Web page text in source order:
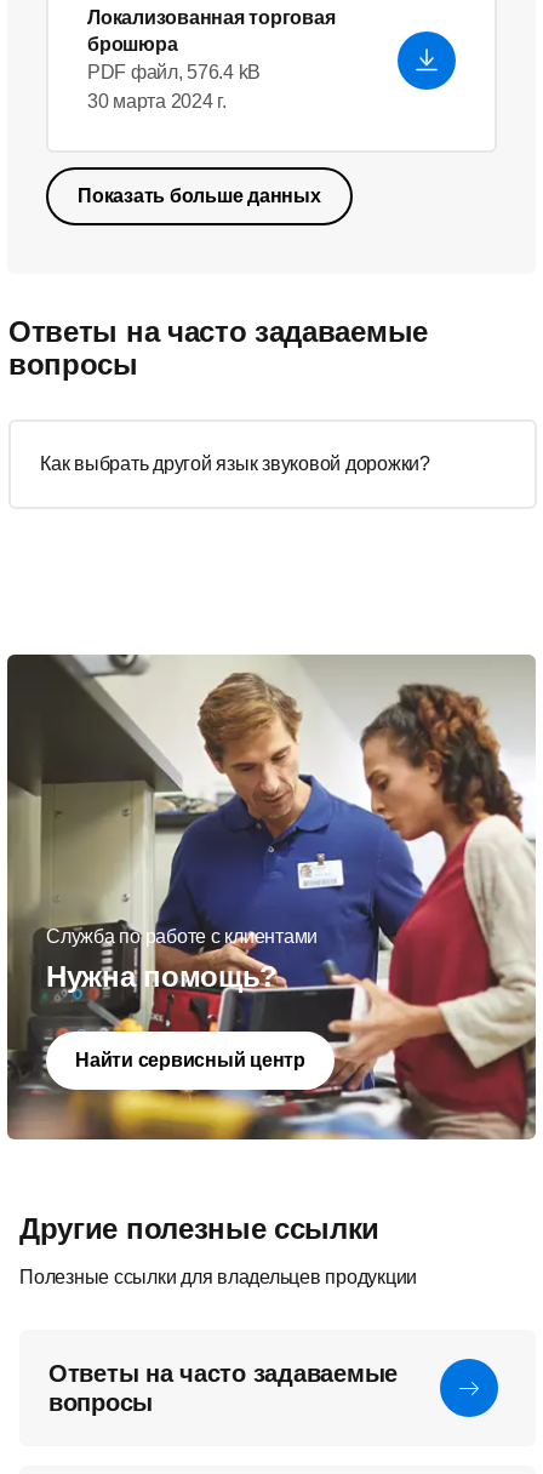
Локализованная торговая
брошюра
PDF файл, 576.4 kB
30 марта 2024 г.
Показать больше данных
Ответы на часто задаваемые
вопросы
Как выбрать другой язык звуковой дорожки?
Служба по работе с клиентами
Нужна помощь?
Найти сервисный центр
Другие полезные ссылки
Полезные ссылки для владельцев продукции
Ответы на часто задаваемые
вопросы